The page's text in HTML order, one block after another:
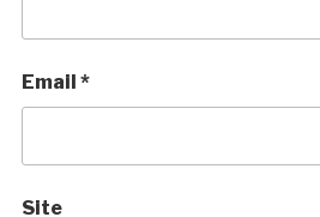
Email *
Site